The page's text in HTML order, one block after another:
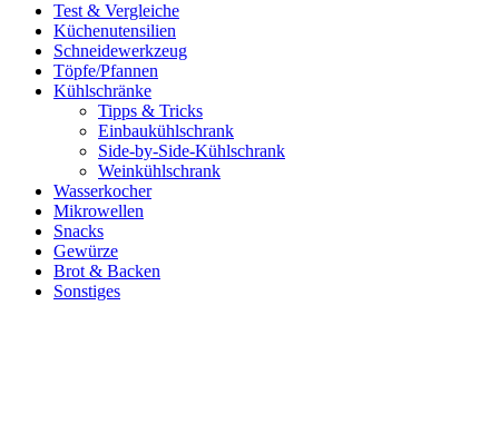
Test & Vergleiche
Küchenutensilien
Schneidewerkzeug
Töpfe/Pfannen
Kühlschränke
Tipps & Tricks
Einbaukühlschrank
Side-by-Side-Kühlschrank
Weinkühlschrank
Wasserkocher
Mikrowellen
Snacks
Gewürze
Brot & Backen
Sonstiges